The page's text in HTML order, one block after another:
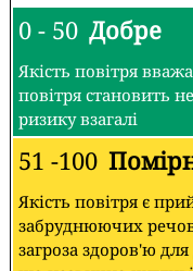
0 - 50 Добре
Якість повітря
повітря становить
ризику взагалі
51 -100
Якість повітря є
забруднюючих
загроза здоров'ю